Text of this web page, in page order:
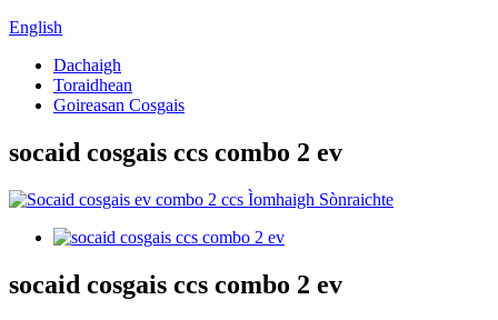
English
Dachaigh
Toraidhean
Goireasan Cosgais
socaid cosgais ccs combo 2 ev
socaid cosgais ccs combo 2 ev